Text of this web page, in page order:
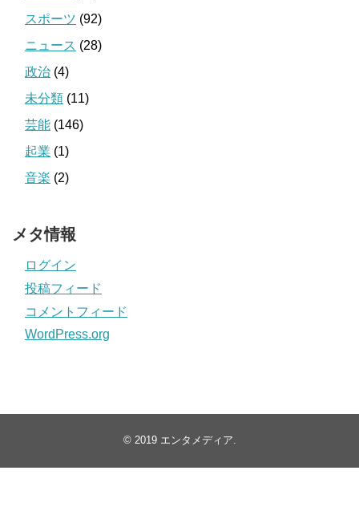
スポーツ (92)
ニュース (28)
政治 (4)
未分類 (11)
芸能 (146)
起業 (1)
音楽 (2)
メタ情報
ログイン
投稿フィード
コメントフィード
WordPress.org
© 2019 エンタメディア.